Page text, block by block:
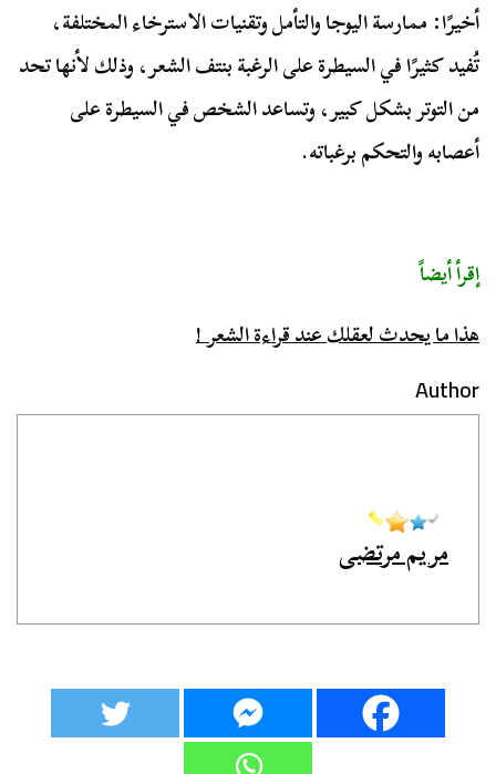
أخيرًا: ممارسة اليوجا والتأمل وتقنيات الاسترخاء المختلفة،
تُفيد كثيرًا في السيطرة على الرغبة بنتف الشعر، وذلك لأنها تحد
من التوتر بشكل كبير، وتساعد الشخص في السيطرة على
أعصابه والتحكم برغباته.
إقرأ أيضاً
هذا ما يحدث لعقلك عند قراءة الشعر !
Author
مريم مرتضى